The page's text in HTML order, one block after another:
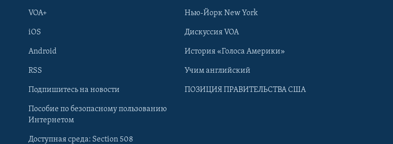
Learning English
VOA+
iOS
Android
RSS
Подпишитесь на новости
Пособие по безопасному пользованию
Интернетом
Доступная среда: Section 508
Нью-Йорк New York
Дискуссия VOA
История «Голоса Америки»
Учим английский
ПОЗИЦИЯ ПРАВИТЕЛЬСТВА США